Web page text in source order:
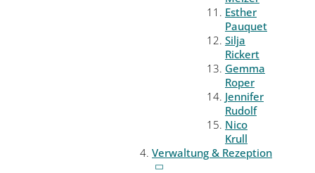
Esther
Pauquet
Silja
Rickert
Gemma
Roper
Jennifer
Rudolf
Nico
Krull
Verwaltung & Rezeption